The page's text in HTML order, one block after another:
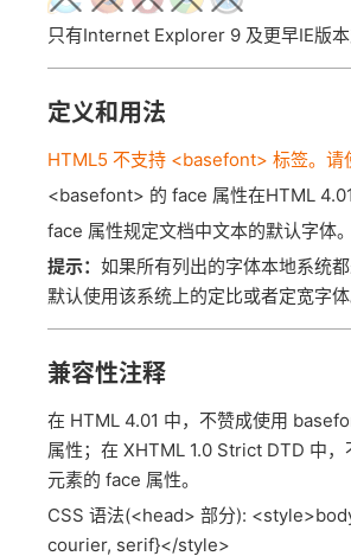
只有Internet Explorer 9 及更早IE版本
定义和用法
HTML5 不支持 <basefont> 标签。请
<basefont> 的 face 属性在HTML
face 属性规定文档中文本的默认字体。
提示： 如果所有列出的字体本地系统
默认使用该系统上的定比或者定宽字体
兼容性注释
在 HTML 4.01 中，不赞成使用
属性；在 XHTML 1.0 Strict DTD 中
元素的 face 属性。
CSS 语法(<head> 部分):
courier, serif}</style>